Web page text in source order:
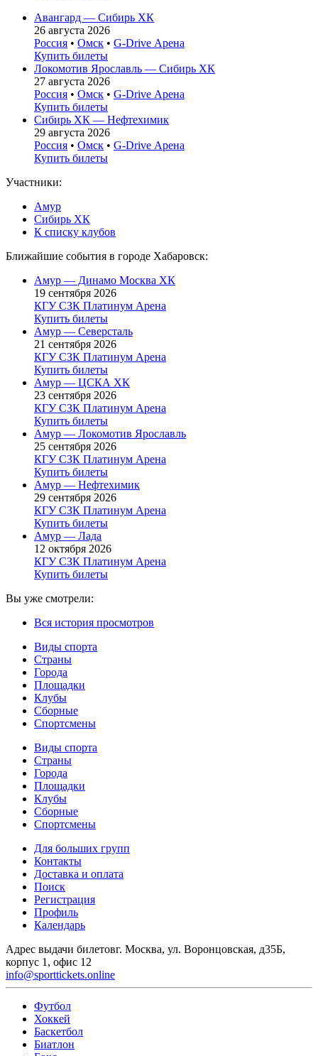
Авангард — Сибирь ХК
26 августа 2026
Россия • Омск • G-Drive Арена
Купить билеты
Локомотив Ярославль — Сибирь ХК
27 августа 2026
Россия • Омск • G-Drive Арена
Купить билеты
Сибирь ХК — Нефтехимик
29 августа 2026
Россия • Омск • G-Drive Арена
Купить билеты
Участники:
Амур
Сибирь ХК
К списку клубов
Ближайшие события в городе Хабаровск:
Амур — Динамо Москва ХК
19 сентября 2026
КГУ СЗК Платинум Арена
Купить билеты
Амур — Северсталь
21 сентября 2026
КГУ СЗК Платинум Арена
Купить билеты
Амур — ЦСКА ХК
23 сентября 2026
КГУ СЗК Платинум Арена
Купить билеты
Амур — Локомотив Ярославль
25 сентября 2026
КГУ СЗК Платинум Арена
Купить билеты
Амур — Нефтехимик
29 сентября 2026
КГУ СЗК Платинум Арена
Купить билеты
Амур — Лада
12 октября 2026
КГУ СЗК Платинум Арена
Купить билеты
Вы уже смотрели:
Вся история просмотров
Виды спорта
Страны
Города
Площадки
Клубы
Сборные
Спортсмены
Виды спорта
Страны
Города
Площадки
Клубы
Сборные
Спортсмены
Для больших групп
Контакты
Доставка и оплата
Поиск
Регистрация
Профиль
Календарь
Адрес выдачи билетовг. Москва, ул. Воронцовская, д35Б,
корпус 1, офис 12
info@sporttickets.online
Футбол
Хоккей
Баскетбол
Биатлон